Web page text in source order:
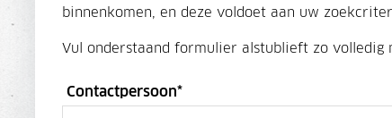
binnenkomen, en deze voldoet aan uw
Vul onderstaand formulier alstublieft zo volledig
Contactpersoon*